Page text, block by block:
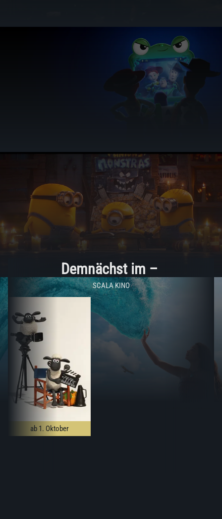
MEHR ERFAHREN
Demnächst im –
SCALA KINO
ab 1. Oktober